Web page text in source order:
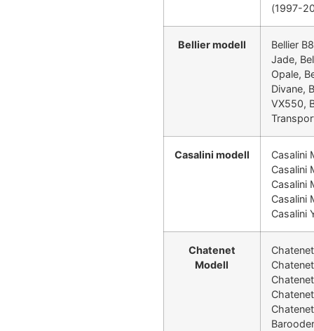
(1997-
Bellier modell
Bellier
Jade,
Opale,
Divane,
VX550,
Casalini modell
Casalini
Casalini
Casalini
Casalini
Casalini
Chatenet
Modell
Chatenet